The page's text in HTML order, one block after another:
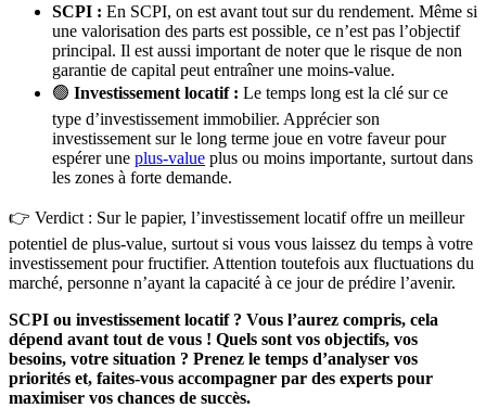
SCPI : En SCPI, on est avant tout sur du rendement. Même si
une valorisation des parts est possible, ce n’est pas l’objectif
principal. Il est aussi important de noter que le risque de non
garantie de capital peut entraîner une moins-value.
🟢 Investissement locatif : Le temps long est la clé sur ce
type d’investissement immobilier. Apprécier son
investissement sur le long terme joue en votre faveur pour
espérer une plus-value plus ou moins importante, surtout dans
les zones à forte demande.
👉 Verdict : Sur le papier, l’investissement locatif offre un meilleur
potentiel de plus-value, surtout si vous vous laissez du temps à votre
investissement pour fructifier. Attention toutefois aux fluctuations du
marché, personne n’ayant la capacité à ce jour de prédire l’avenir.
SCPI ou investissement locatif ? Vous l’aurez compris, cela
dépend avant tout de vous ! Quels sont vos objectifs, vos
besoins, votre situation ? Prenez le temps d’analyser vos
priorités et, faites-vous accompagner par des experts pour
maximiser vos chances de succès.